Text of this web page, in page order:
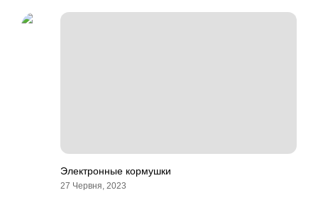
Электронные кормушки
27 Червня, 2023